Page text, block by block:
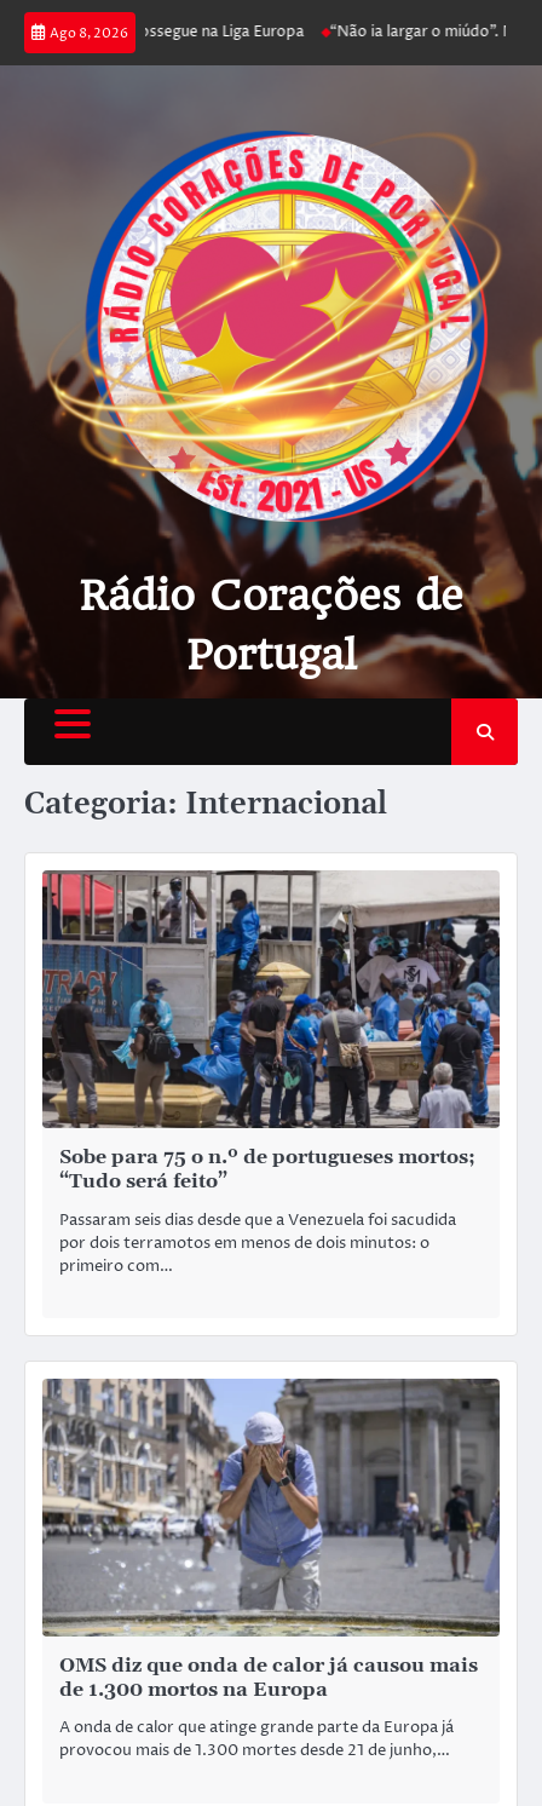
Ago 8, 2026
poker e prossegue na Liga Europa “Não ia largar o miúdo”.
Rádio Corações de
Portugal
Categoria: Internacional
Sobe para 75 o n.º de portugueses mortos;
“Tudo será feito”
Passaram seis dias desde que a Venezuela foi sacudida
por dois terramotos em menos de dois minutos: o
primeiro com…
OMS diz que onda de calor já causou mais
de 1.300 mortos na Europa
A onda de calor que atinge grande parte da Europa já
provocou mais de 1.300 mortes desde 21 de junho,…